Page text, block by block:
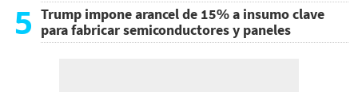
5 Trump impone arancel de 15% a insumo clave
para fabricar semiconductores y paneles